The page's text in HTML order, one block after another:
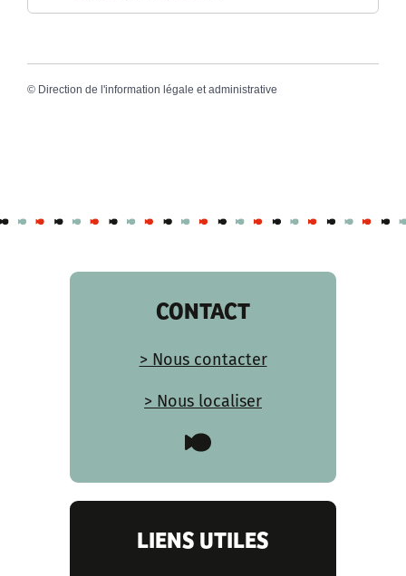
© Direction de l'information légale et administrative
CONTACT
> Nous contacter
> Nous localiser
LIENS UTILES